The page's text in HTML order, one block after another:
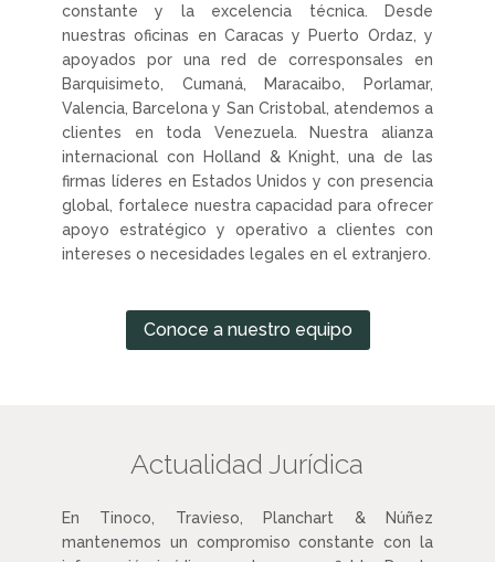
constante y la excelencia técnica. Desde
nuestras oficinas en Caracas y Puerto Ordaz, y
apoyados por una red de corresponsales en
Barquisimeto, Cumaná, Maracaibo, Porlamar,
Valencia, Barcelona y San Cristobal, atendemos a
clientes en toda Venezuela. Nuestra alianza
internacional con Holland & Knight, una de las
firmas líderes en Estados Unidos y con presencia
global, fortalece nuestra capacidad para ofrecer
apoyo estratégico y operativo a clientes con
intereses o necesidades legales en el extranjero.
Conoce a nuestro equipo
Actualidad Jurídica
En Tinoco, Travieso, Planchart & Núñez
mantenemos un compromiso constante con la